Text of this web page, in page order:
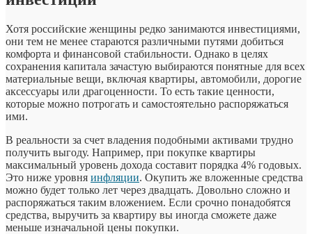
Хотя российские женщины редко занимаются инвестициями,
они тем не менее стараются различными путями добиться
комфорта и финансовой стабильности. Однако в целях
сохранения капитала зачастую выбираются понятные для всех
материальные вещи, включая квартиры, автомобили, дорогие
аксессуары или драгоценности. То есть такие ценности,
которые можно потрогать и самостоятельно распоряжаться
ими.
В реальности за счет владения подобными активами трудно
получить выгоду. Например, при покупке квартиры
максимальный уровень дохода составит порядка 4% годовых.
Это ниже уровня инфляции. Окупить же вложенные средства
можно будет только лет через двадцать. Довольно сложно и
распоряжаться таким вложением. Если срочно понадобятся
средства, выручить за квартиру вы иногда сможете даже
меньше изначальной цены покупки.